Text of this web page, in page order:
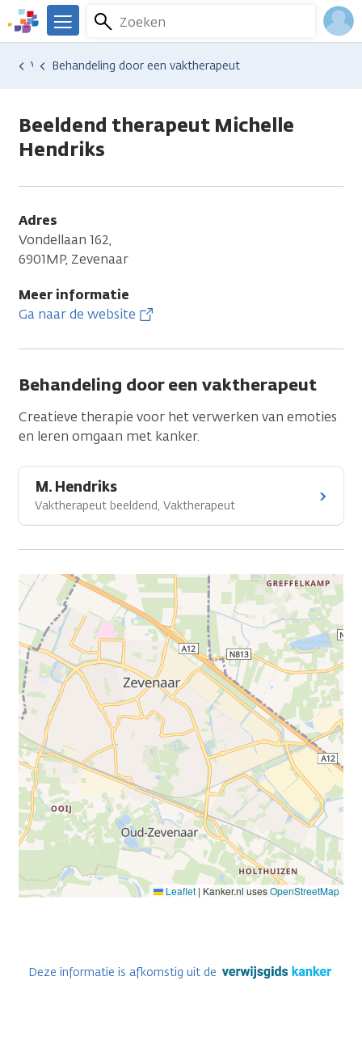
Overslaan
en
naar
We
er
Kanker.nl
Zoeken
Menu
Hulp en ondersteuning
Vind hulp bij kanker Behandeling door een vaktherapeut
Beeldend therapeut Michelle
Hendriks
Adres
Vondellaan 162,
6901MP, Zevenaar
Meer informatie
Ga naar de website
Behandeling door een vaktherapeut
Creatieve therapie voor het verwerken van emoties
en leren omgaan met kanker.
M. Hendriks
Vaktherapeut beeldend, Vaktherapeut
Leaflet | Kanker.nl usesOpenStreetMap
Deze informatie is afkomstig uit de